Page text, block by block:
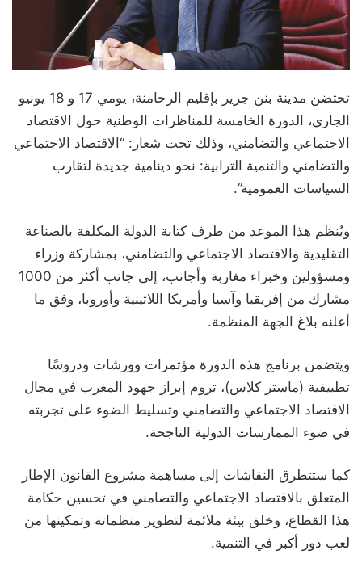
تحتضن مدينة بنن جرير بإقليم الرحامنة، يومي 17 و 18 يونيو
الجاري، الدورة الخامسة للمناظرات الوطنية حول الاقتصاد
الاجتماعي والتضامني، وذلك تحت شعار: “الاقتصاد الاجتماعي
والتضامني والتنمية الترابية: نحو دينامية جديدة لتقارب
السياسات العمومية”.
ويُنظم هذا الموعد من طرف كتابة الدولة المكلفة بالصناعة
التقليدية والاقتصاد الاجتماعي والتضامني، بمشاركة وزراء
ومسؤولين وخبراء مغاربة وأجانب، إلى جانب أكثر من 1000
مشارك من إفريقيا وآسيا وأمريكا اللاتينية وأوروبا، وفق ما
أعلنه بلاغ الجهة المنظمة.
ويتضمن برنامج هذه الدورة مؤتمرات وورشات ودروسًا
تطبيقية (ماستر كلاس)، تروم إبراز جهود المغرب في مجال
الاقتصاد الاجتماعي والتضامني وتسليط الضوء على تجربته
في ضوء الممارسات الدولية الناجحة.
كما ستتطرق النقاشات إلى مساهمة مشروع القانون الإطار
المتعلق بالاقتصاد الاجتماعي والتضامني في تحسين حكامة
هذا القطاع، وخلق بيئة ملائمة لتطوير منظماته وتمكينها من
لعب دور أكبر في التنمية.